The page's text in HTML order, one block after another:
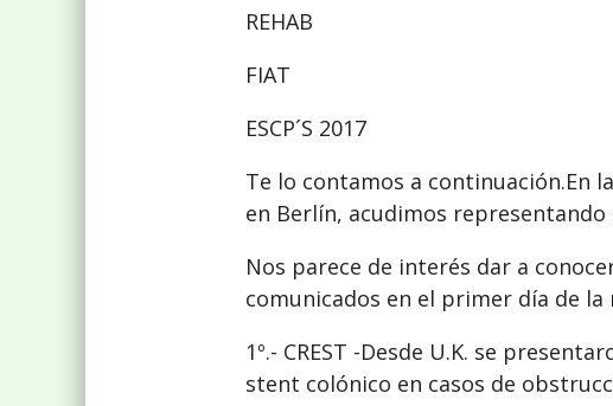
REHAB
FIAT
ESCP´S 2017
Te lo contamos a continuación.En
en Berlín, acudimos representando
Nos parece de interés dar a
comunicados en el primer día de la
1º.- CREST -Desde U.K. se
stent colónico en casos de